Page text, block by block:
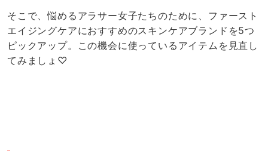
そこで、悩めるアラサー女子たちのために、ファースト
エイジングケアにおすすめのスキンケアブランドを5つ
ピックアップ。この機会に使っているアイテムを見直し
てみましょ♡